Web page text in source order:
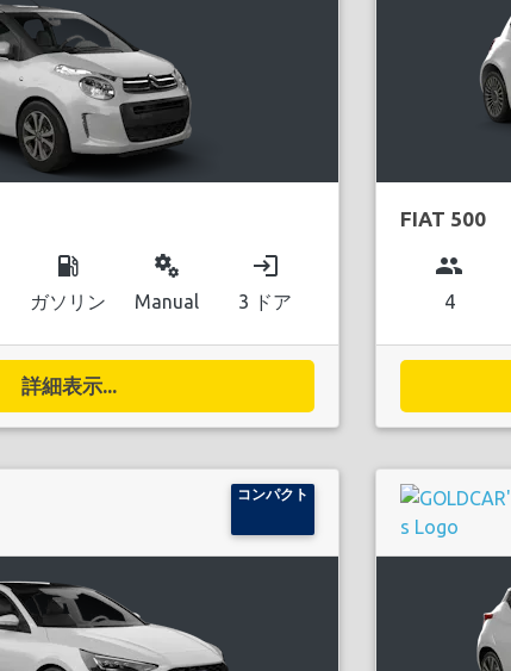
local_gas_station
ガソリン
miscellaneous_services
Manual
login
3 ドア
詳細表示...
FIAT 500
group
4
コンパクト